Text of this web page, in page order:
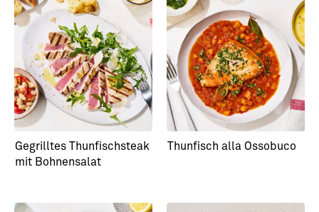
Gegrilltes Thunfischsteak
mit Bohnensalat
Thunfisch alla Ossobuco